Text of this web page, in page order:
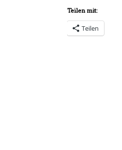
Teilen mit:
Teilen